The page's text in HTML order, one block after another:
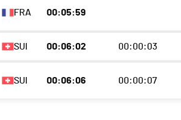
FRA 00:05:59
SUI 00:06:02 00:00:03
SUI 00:06:06 00:00:07